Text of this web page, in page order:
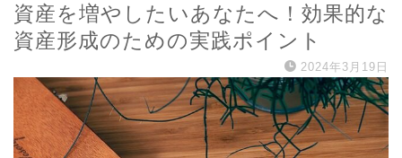
資産を増やしたいあなたへ！効果的な
資産形成のための実践ポイント
2024年3月19日